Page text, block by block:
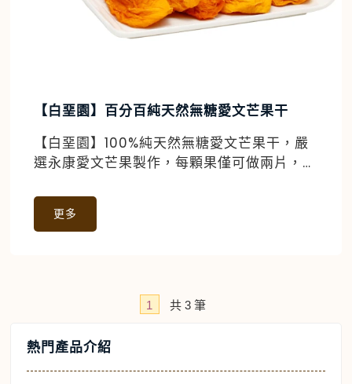
【白堊園】百分百純天然無糖愛文芒果干
【白堊園】100%純天然無糖愛文芒果干，嚴
選永康愛文芒果製作，每顆果僅可做兩片，保
更多
1 共 3 筆
熱門產品介紹